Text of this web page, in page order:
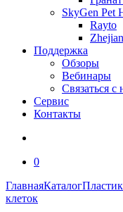
SkyGen Pet
Rayto
Поддержка
Обзоры
Вебинары
Связаться с
Сервис
Контакты
0
ГлавнаяКаталог
клеток